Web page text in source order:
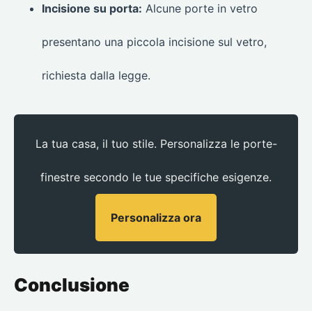
Incisione su porta: Alcune porte in vetro
presentano una piccola incisione sul vetro,
richiesta dalla legge.
La tua casa, il tuo stile. Personalizza le porte-
finestre secondo le tue specifiche esigenze.
Personalizza ora
Conclusione